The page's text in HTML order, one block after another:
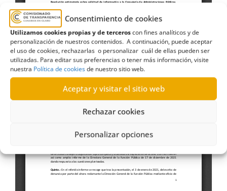
Consentimiento de cookies
Utilizamos cookies propias y de terceroscon fines analíticos y de
personalización de nuestros contenidos. A continuación, puede aceptar
el uso de cookies, rechazarlas o personalizar cuál de ellas pueden ser
utilizadas. Para editar sus preferencias o tener más información, visite
nuestra Política de cookiesde nuestro sitio web.
Aceptar y visitar el sitio web
Rechazar cookies
Personalizar opciones